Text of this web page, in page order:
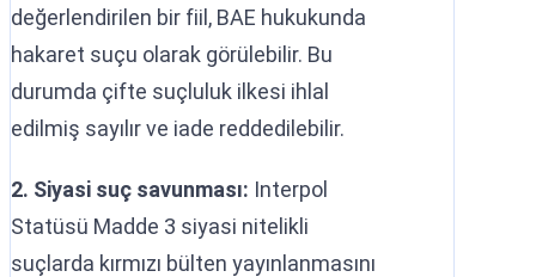
değerlendirilen bir fiil, BAE hukukunda
hakaret suçu olarak görülebilir. Bu
durumda çifte suçluluk ilkesi ihlal
edilmiş sayılır ve iade reddedilebilir.
2. Siyasi suç savunması: Interpol
Statüsü Madde 3 siyasi nitelikli
suçlarda kırmızı bülten yayınlanmasını